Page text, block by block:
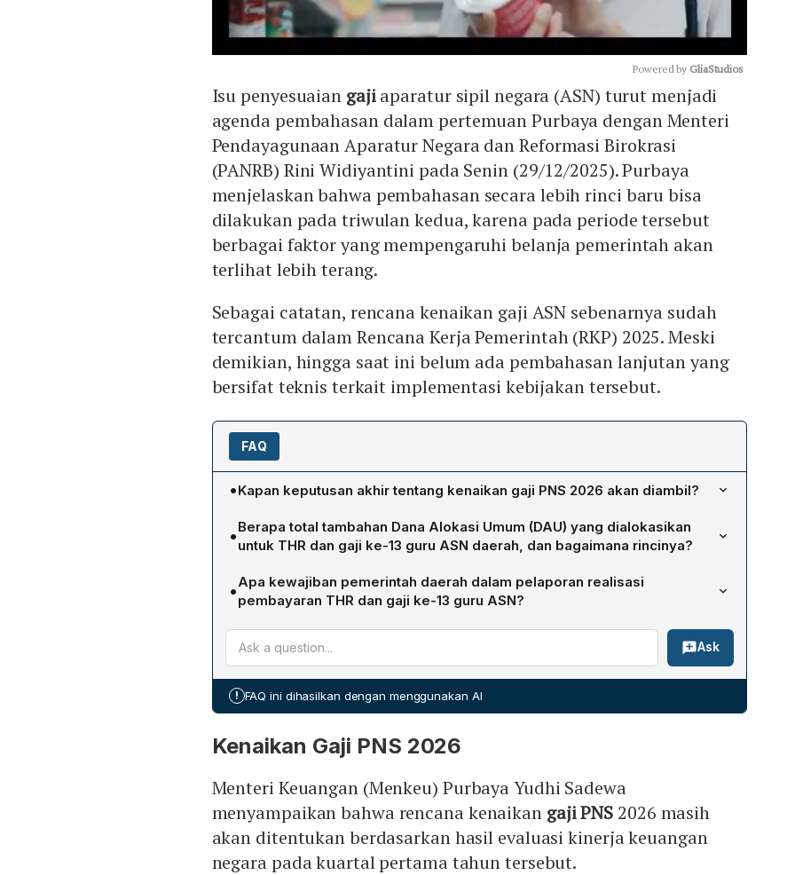
Mute
Powered by GliaStudios
Isu penyesuaian gajiaparatur sipil negara (ASN) turut menjadi
agenda pembahasan dalam pertemuan Purbaya dengan Menteri
Pendayagunaan Aparatur Negara dan Reformasi Birokrasi
(PANRB) Rini Widiyantini pada Senin (29/12/2025). Purbaya
menjelaskan bahwa pembahasan secara lebih rinci baru bisa
dilakukan pada triwulan kedua, karena pada periode tersebut
berbagai faktor yang mempengaruhi belanja pemerintah akan
terlihat lebih terang.
Sebagai catatan, rencana kenaikan gaji ASN sebenarnya sudah
tercantum dalam Rencana Kerja Pemerintah (RKP) 2025. Meski
demikian, hingga saat ini belum ada pembahasan lanjutan yang
bersifat teknis terkait implementasi kebijakan tersebut.
FAQ
•Kapan keputusan akhir tentang kenaikan gaji PNS 2026 akan diambil?
Keputusan akhir akan ditentukan setelah evaluasi kinerja keuangan negara pada
kuartal pertama tahun 2026, dengan pembahasan rinci diharapkan dapat dimulai
pada triwulan kedua tahun tersebut.
•Berapa total tambahan Dana Alokasi Umum (DAU) yang dialokasikan
untuk THR dan gaji ke-13 guru ASN daerah, dan bagaimana rincinya?
Total tambahan DAU sebesar Rp7,66 triliun, yang dibagi menjadi Rp3,80 triliun untuk
pembayaran THR dan Rp3,86 triliun untuk gaji ke-13 guru ASN daerah.
•Apa kewajiban pemerintah daerah dalam pelaporan realisasi
pembayaran THR dan gaji ke-13 guru ASN?
Pemerintah daerah wajib menyampaikan laporan realisasi pembayaran THR dan gaji
ke-13 kepada Menteri Keuangan melalui Direktorat Jenderal Perimbangan
Keuangan, dengan tembusan ke Direktorat Jenderal Bina Keuangan Daerah
Ask
! FAQ ini dihasilkan dengan menggunakan AI
Kenaikan Gaji PNS 2026
Menteri Keuangan (Menkeu) Purbaya Yudhi Sadewa
menyampaikan bahwa rencana kenaikan gaji PNS 2026 masih
akan ditentukan berdasarkan hasil evaluasi kinerja keuangan
negara pada kuartal pertama tahun tersebut.